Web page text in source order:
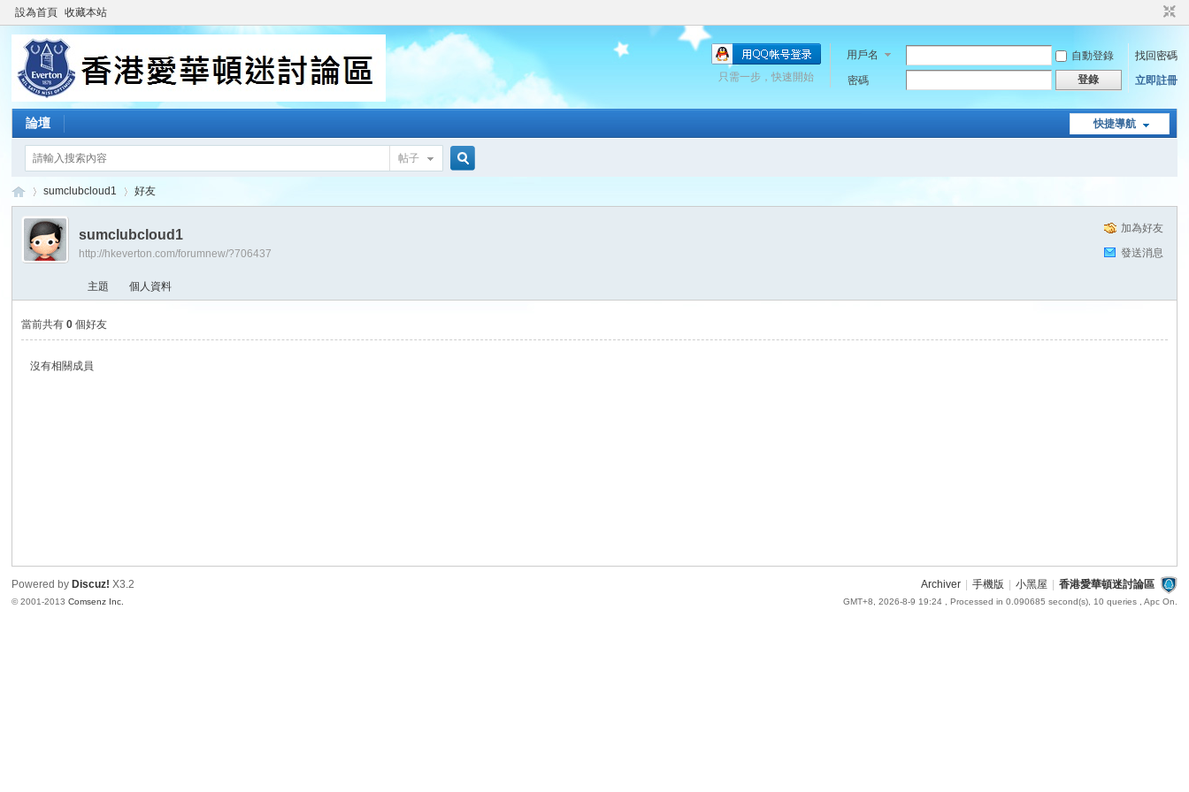
設為首頁 收藏本站
用戶名 自動登錄
找回密碼
密碼
登錄 立即註冊
只需一步，快速開始
快捷導航
論壇
帖子
›
sumclubcloud1 好友
加為好友
發送消息
sumclubcloud1
http://hkeverton.com/forumnew/?706437
主題 個人資料
當前共有0 個好友
沒有相關成員
Archiver 手機版 小黑屋 香港愛華頓迷討論區
GMT+8, 2026-8-9 19:24, Processed in 0.090685 second(s), 10 queries , Apc On.
Powered by Discuz! X3.2
© 2001-2013Comsenz Inc.